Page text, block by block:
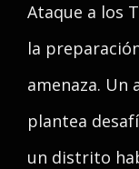
Ataque a los
la
amenaza.
plantea
un distrito